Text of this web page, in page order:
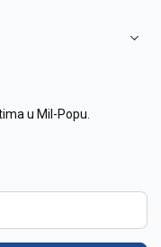
u Mil-Popu.